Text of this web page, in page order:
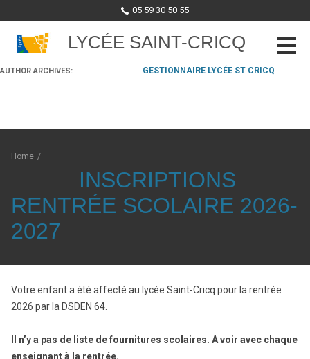
05 59 30 50 55
LYCÉE SAINT-CRICQ
AUTHOR ARCHIVES: GESTIONNAIRE LYCÉE ST CRICQ
Home /
INSCRIPTIONS
RENTRÉE SCOLAIRE 2026-
2027
Votre enfant a été affecté au lycée Saint-Cricq pour la rentrée
2026 par la DSDEN 64.
Il n’y a pas de liste de fournitures scolaires. A voir avec chaque
enseignant à la rentrée.